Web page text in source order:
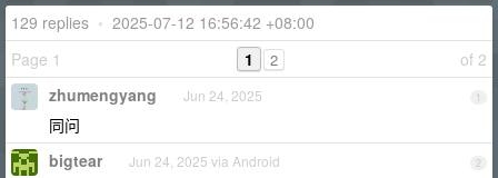
129 replies • 2025-07-12 16:56:42 +08:00
Page 1
of 2
1 2
1
zhumengyang Jun 24, 2025
同问
2
bigtear Jun 24, 2025 via Android